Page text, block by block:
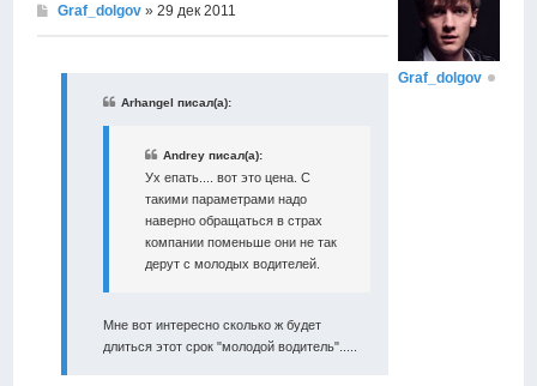
Graf_dolgov » 29 дек 2011
Arhangel писал(а):
Andrey писал(а):
Ух епать.... вот это цена. С
такими параметрами надо
наверно обращаться в страх
компании поменьше они не так
дерут с молодых водителей.
Мне вот интересно сколько ж будет
длиться этот срок "молодой водитель".....
Graf_dolgov